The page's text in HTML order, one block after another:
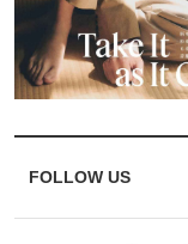
FOLLOW US